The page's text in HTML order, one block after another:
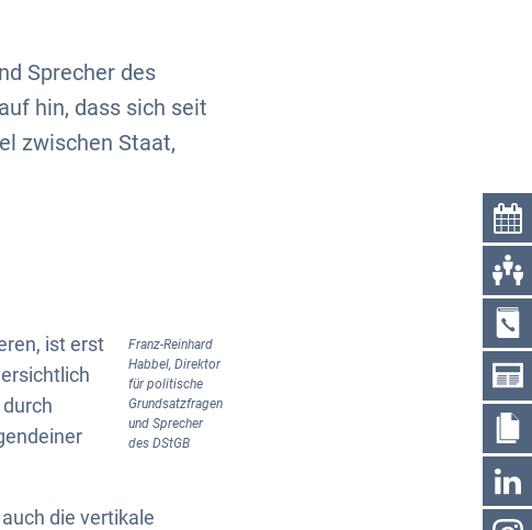
Sprecher des
hin, dass sich seit
zwischen Staat,
Franz-Reinhard
Habbel, Direktor
für politische
Grundsatzfragen
und Sprecher
des DStGB
ist erst
die vertikale